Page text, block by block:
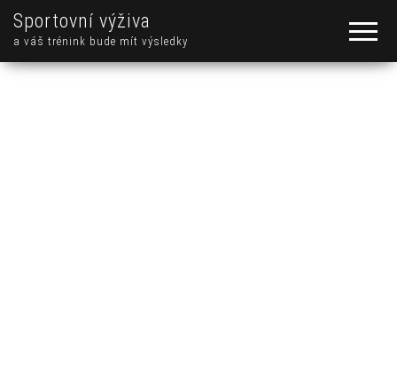
Sportovní výživa
a váš trénink bude mít výsledky